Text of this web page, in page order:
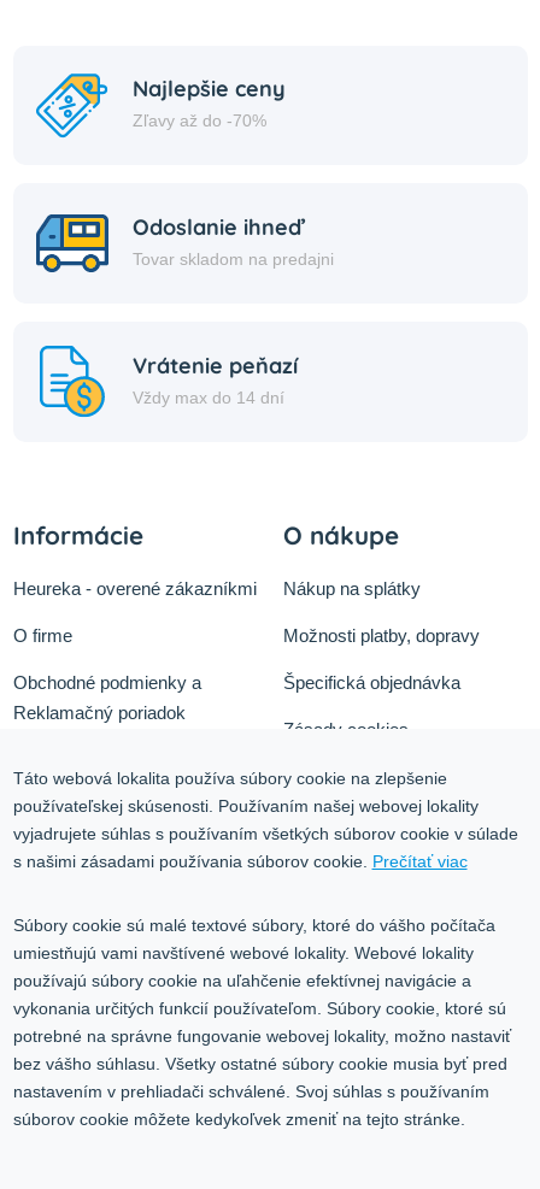
Najlepšie ceny
Zľavy až do -70%
Odoslanie ihneď
Tovar skladom na predajni
Vrátenie peňazí
Vždy max do 14 dní
Informácie
Heureka - overené zákazníkmi
O firme
Obchodné podmienky a
Reklamačný poriadok
Služby
Kontakt
O nákupe
Nákup na splátky
Možnosti platby, dopravy
Špecifická objednávka
Zásady cookies
Ochrana osobných údajov
Blog
Kontakt
Volgogradská 9, 08001 Prešov
0917 353 303
predajna@inco-ag.sk
Táto webová lokalita používa súbory cookie na zlepšenie
používateľskej skúsenosti. Používaním našej webovej lokality
vyjadrujete súhlas s používaním všetkých súborov cookie v súlade
s našimi zásadami používania súborov cookie. Prečítať viac
Súbory cookie sú malé textové súbory, ktoré do vášho počítača
umiestňujú vami navštívené webové lokality. Webové lokality
používajú súbory cookie na uľahčenie efektívnej navigácie a
vykonania určitých funkcií používateľom. Súbory cookie, ktoré sú
potrebné na správne fungovanie webovej lokality, možno nastaviť
bez vášho súhlasu. Všetky ostatné súbory cookie musia byť pred
nastavením v prehliadači schválené. Svoj súhlas s používaním
súborov cookie môžete kedykoľvek zmeniť na tejto stránke.